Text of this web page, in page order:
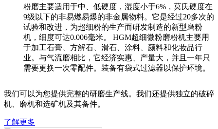
粉磨主要适用于中、低硬度，湿度小于6%，莫氏硬度在
9级以下的非易燃易爆的非金属物料。它是经过20多次的
试验和改进，为超细粉的生产而研发制造的新型磨粉
机，细度可达0.006毫米。 HGM超细微粉磨粉机主要用
于加工石膏、方解石、滑石、涂料、颜料和化妆品行
业。与气流磨相比，它经济实惠、产量大，并且一年只
需要更换一次零配件。装备有袋式过滤器以保护环境。
我们可以为您提供完整的研磨生产线。我们还提供独立的破碎
机、磨机和选矿机及其备件。
了解更多